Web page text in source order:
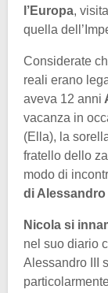
l’Europa,
quella
Considerate
reali erano
aveva 12 anni
vacanza in
(Ella), la
fratello dello
modo di
di Alessandro
Nicola si
nel suo diario
Alessandro III